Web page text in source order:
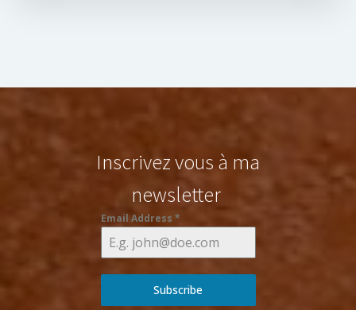
Inscrivez vous à ma
newsletter
Email Address *
Subscribe